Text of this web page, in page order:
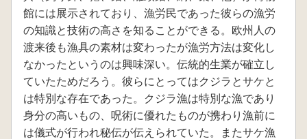
館には展示されており、漁労民であった彼らの漁労
の知識と技術の高さを知ることができる。欧州人の
渡来後も漁具の素材は変わったが漁労方法は変化し
なかったというのは興味深い。伝統的生業が確立し
ていたためだろう。彼らにとってはクジラとサケと
は特別な存在であった。クジラ漁は特別な漁であり
身分の高いもの、呪術に優れたものが携わり漁前に
は儀式が行われ秘伝が伝えられていた。またサケ漁